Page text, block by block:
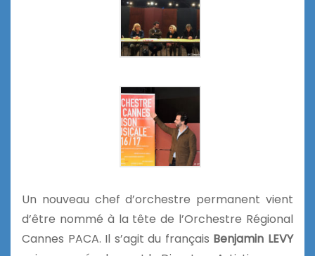
Un nouveau chef d’orchestre permanent vient
d’être nommé à la tête de l’Orchestre Régional
Cannes PACA. Il s’agit du français Benjamin LEVY